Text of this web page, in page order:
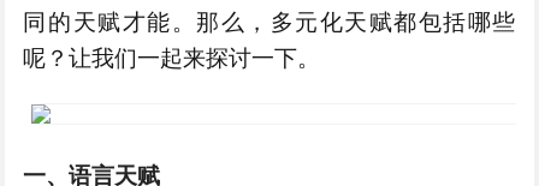
同的天赋才能。那么，多元化天赋都包括哪些
呢？让我们一起来探讨一下。
一、语言天赋